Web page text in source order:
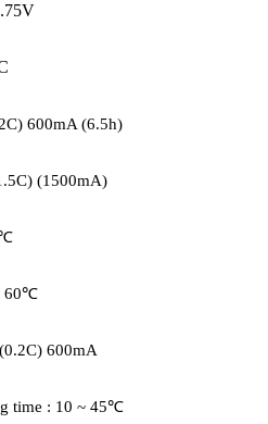
600mA (6.5h)
(1500mA)
60℃
600mA
time : 10 ~ 45℃